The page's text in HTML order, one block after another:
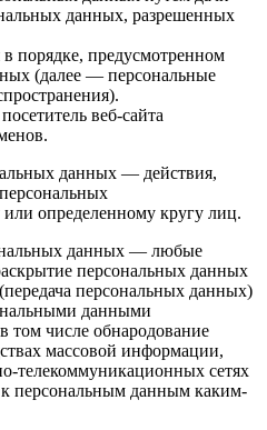
данных, разрешенных
порядке, предусмотренном
(далее — персональные
веб-сайта
данных — действия,
определенному кругу лиц.
данных — любые
персональных данных
персональных данных)
данными
том числе обнародование
массовой информации,
телекоммуникационных сетях
к персональным данным каким-